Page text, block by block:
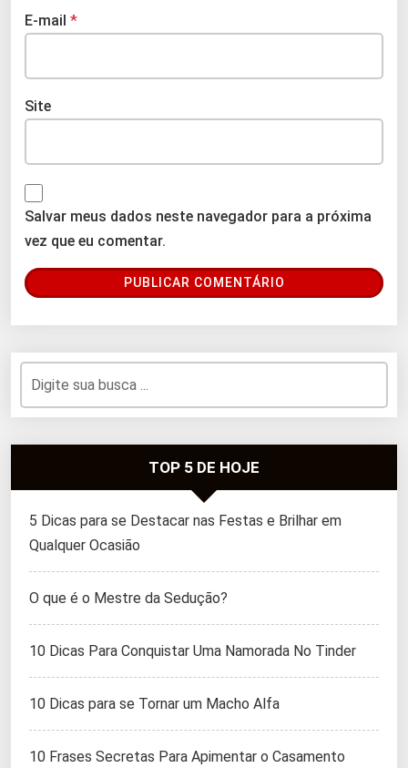
E-mail *
Site
Salvar meus dados neste navegador para a próxima
vez que eu comentar.
TOP 5 DE HOJE
5 Dicas para se Destacar nas Festas e Brilhar em
Qualquer Ocasião
O que é o Mestre da Sedução?
10 Dicas Para Conquistar Uma Namorada No Tinder
10 Dicas para se Tornar um Macho Alfa
10 Frases Secretas Para Apimentar o Casamento